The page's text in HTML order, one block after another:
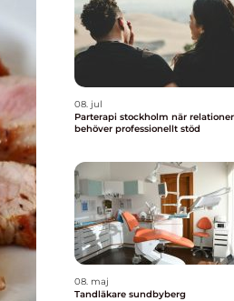
08. jul
Parterapi stockholm när relationer
behöver professionellt stöd
08. maj
Tandläkare sundbyberg